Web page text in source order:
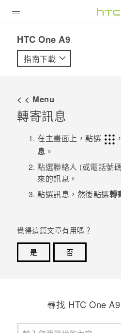
VIVE
配件
優惠專區
焦點訊息
校園專案
銷售門市
銷售通路
支援服務
HTC One A9‎
指南下載
< < Menu
轉寄訊息
在主畫面上，點選
息 。
點選聯絡人 (或電話號
來的訊息。
點選訊息，然後點選轉
覺得這篇文章有用嗎？
是
否
尋找 HTC One